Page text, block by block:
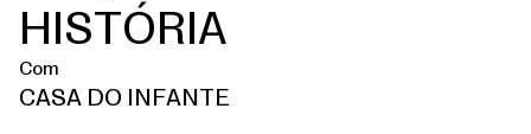
HISTÓRIA
Com
CASA DO INFANTE